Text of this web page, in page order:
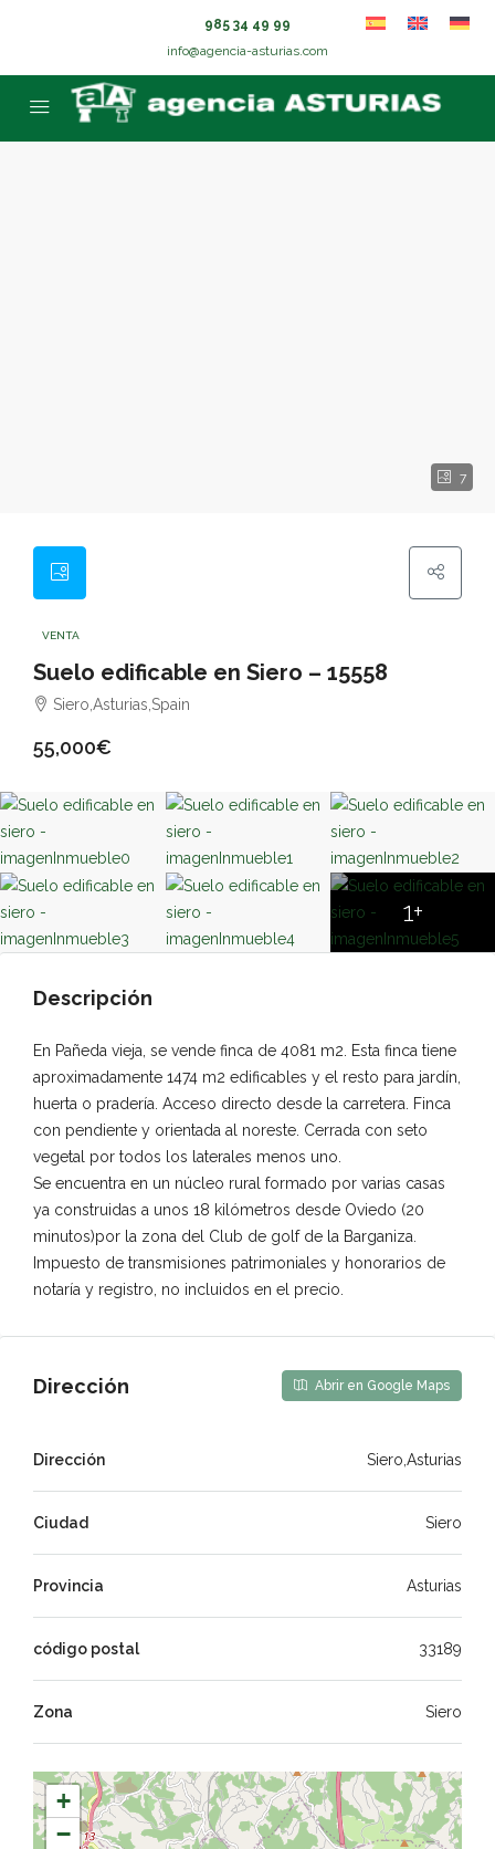
985 34 49 99
info@agencia-asturias.com
7
VENTA
Suelo edificable en Siero – 15558
Siero,Asturias,Spain
55,000€
1+
Descripción
En Pañeda vieja, se vende finca de 4081 m2. Esta finca tiene
aproximadamente 1474 m2 edificables y el resto para jardín,
huerta o pradería. Acceso directo desde la carretera. Finca
con pendiente y orientada al noreste. Cerrada con seto
vegetal por todos los laterales menos uno.
Se encuentra en un núcleo rural formado por varias casas
ya construidas a unos 18 kilómetros desde Oviedo (20
minutos)por la zona del Club de golf de la Barganiza.
Impuesto de transmisiones patrimoniales y honorarios de
notaría y registro, no incluidos en el precio.
Dirección Abrir en Google Maps
Dirección Siero,Asturias
Ciudad Siero
Provincia Asturias
código postal 33189
Zona Siero
+
−